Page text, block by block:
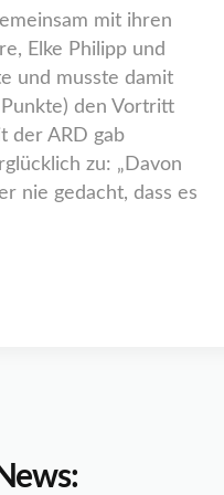
mit ihren
Elke Philipp und
und musste damit
den Vortritt
der ARD gab
zu: „Davon
nie gedacht, dass es